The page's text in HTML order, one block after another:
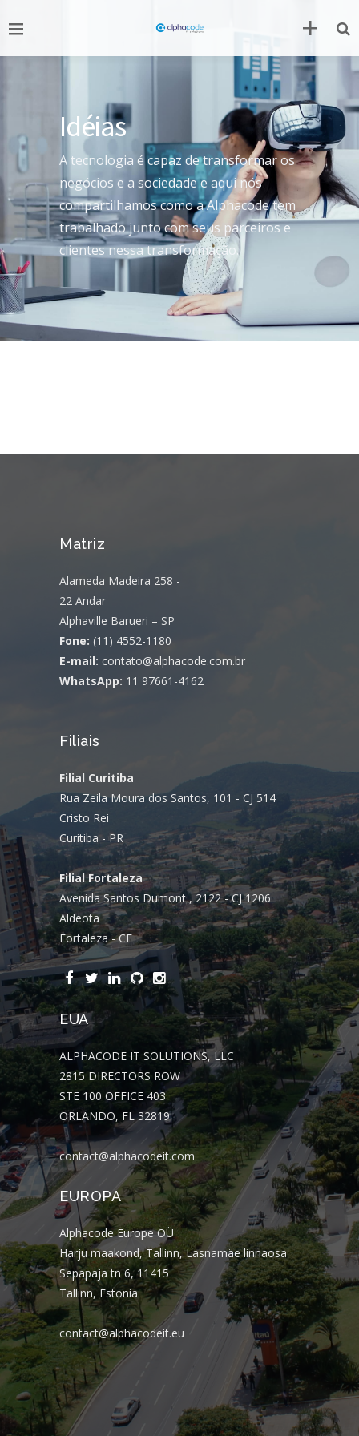
Idéias
A tecnologia é capaz de transformar os
negócios e a sociedade e aqui nós
compartilhamos como a Alphacode tem
trabalhado junto com seus parceiros e
clientes nessa transformação.
Matriz
Alameda Madeira 258 -
22 Andar
Alphaville Barueri – SP
Fone: (11) 4552-1180
E-mail: contato@alphacode.com.br
WhatsApp: 11 97661-4162
Filiais
Filial Curitiba
Rua Zeila Moura dos Santos, 101 - CJ 514
Cristo Rei
Curitiba - PR
Filial Fortaleza
Avenida Santos Dumont , 2122 - CJ 1206
Aldeota
Fortaleza - CE
EUA
ALPHACODE IT SOLUTIONS, LLC
2815 DIRECTORS ROW
STE 100 OFFICE 403
ORLANDO, FL 32819
contact@alphacodeit.com
EUROPA
Alphacode Europe OÜ
Harju maakond, Tallinn, Lasnamäe linnaosa
Sepapaja tn 6, 11415
Tallinn, Estonia
contact@alphacodeit.eu